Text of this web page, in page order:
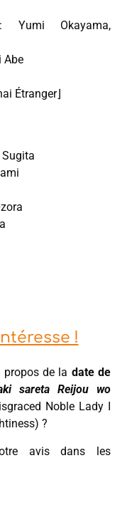
Yumi Okayama,
Abe
Étranger⌋
!
propos de la date de
sareta Reijou wo
Noble Lady I
?
avis dans les